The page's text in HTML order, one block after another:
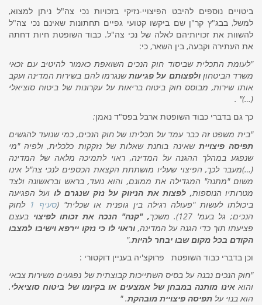
ביטויים נוספים להיבט הפיצויי-נזיקי בזכויות נכי צה"ל ניתן למצוא,
למשל, בבג"ץ קר"ן שם ביקשו קטועי גפיים תחתונות שאינם נכי צה"ל
להשוות את זכויותיהם לאלה של נכי צה"ל. כבוד השופטת חיות דחתה
את העתירה וקבעה, בין השאר, כי:
"לעומת התכלית שביסוד חוק הנכים השואפת כאמור להיטיב עם זכאי
משרד הביטחוןולפצותם על פגיעותשנגרמו להם בשירות המדינה ועקב
אותו שירות, מבוסס חוק ביטוח בריאות על עקרונות של ביטוח סוציאלי
(…)"
.
כך גם בדברי כבוד השופטת ארבל בפס"ד נאמן:
"בית משפט זה כבר עמד על תכליתו של חוק הנכים, כמי שנועד להגשים
תפיסה פיצוייתשאינה בוחנת שאלות של נזקקות כלכלית, ולפיה "מי
שנפגע במהלך ההגנה על המדינה, ראוי לתמיכה מלאה של המדינה
(…)מעבר לכך, הפיצוי שעליו מושתתת הקצאת הכספים לנכי צה"ל אינו
משום "מתנה" המגדילה את ממונם, והוא נועד, בראש ובראשונה ולצד
מטרותיו הנוספות, לפצות את הניזוק על נזק שנגרם לו ועל הפגיעה
ביכולתו לעשות "פעולה רגילה בין גופנית או שכלית" (סעיף 1
לחוק
הנכים; גל בעמ' 127). משכך
, "קנה" הנכה את זכותו לפיצוי בעצם
פציעתו תוך כדי הגנה על המדינה, וראוי לו כי נזקו יירפא וישיבו למצבו
הקודם בכל מקום שבו יבחר להיות."
וכן בדברי כבוד השופטת פרוקצ'יה בעניין דוקטורי :
"חוק הנכים נבנה על בסיס השתייכות קבוצתית של נפגעים משירות צבאי
והואאינו מותנה במבחן של אמצעים או בקיומו של ביטוח סוציאלי.
הוא בנוי על תפיסה פיצויית מובהקת. "